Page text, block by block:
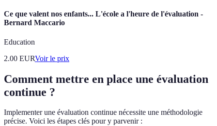
Ce que valent nos enfants... L'école a l'heure de l'évaluation -
Bernard Maccario
Education
2.00 EURVoir le prix
Comment mettre en place une évaluation
continue ?
Implementer une évaluation continue nécessite une méthodologie
précise. Voici les étapes clés pour y parvenir :